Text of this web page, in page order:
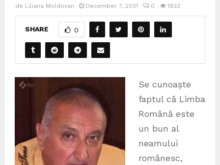
de Liliana Moldovan December 7, 2021 0 1933
SHARE 0
Se cunoaște
faptul că Limba
Română este
un bun al
neamului
românesc,